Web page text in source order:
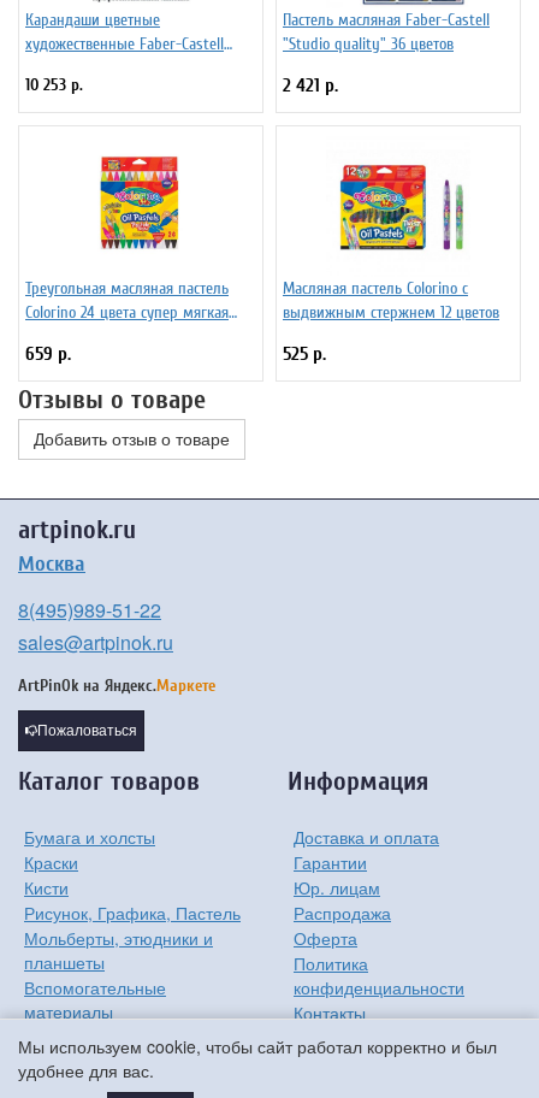
Мы используем cookie, чтобы сайт работал корректно и был
удобнее для вас.
Карандаши цветные
художественные Faber-Castell
студийная коробка
10 253 р.
Пастель масляная Faber-Castell
"Studio quality" 36 цветов
2 421 р.
Треугольная масляная пастель
Colorino 24 цвета супер мягкая
цвета)
659 р.
Масляная пастель Colorino с
выдвижным стержнем 12 цветов
525 р.
Отзывы о товаре
Добавить отзыв о товаре
artpinok.ru
Москва
8(495)989-51-22
sales@artpinok.ru
ArtPinOk на Яндекс.Маркете
Пожаловаться
Каталог товаров
Бумага и холсты
Краски
Кисти
Рисунок, Графика, Пастель
Мольберты, этюдники и
планшеты
Вспомогательные
материалы
Хобби
Детям
Мастер-классы
Информация
Доставка и оплата
Гарантии
Юр. лицам
Распродажа
Оферта
Политика
конфиденциальности
Контакты
О компании